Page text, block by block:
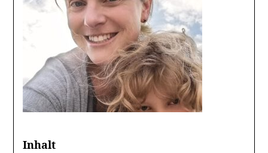
Inhalt